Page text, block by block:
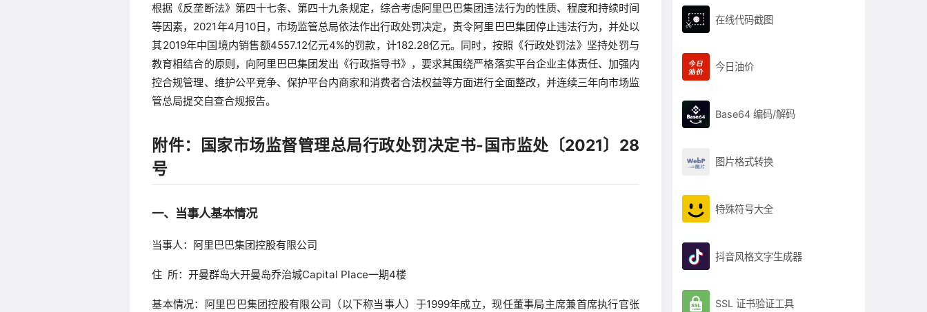
根据《反垄断法》第四十七条、第四十九条规定，综合考虑阿里巴巴集团违法行为的性质、程度和持续时间
等因素，2021年4月10日，市场监管总局依法作出行政处罚决定，责令阿里巴巴集团停止违法行为，并处以
其2019年中国境内销售额4557.12亿元4%的罚款，计182.28亿元。同时，按照《行政处罚法》坚持处罚与
教育相结合的原则，向阿里巴巴集团发出《行政指导书》，要求其围绕严格落实平台企业主体责任、加强内
控合规管理、维护公平竞争、保护平台内商家和消费者合法权益等方面进行全面整改，并连续三年向市场监
管总局提交自查合规报告。
附件：国家市场监督管理总局行政处罚决定书-国市监处〔2021〕28
号
一、当事人基本情况
当事人：阿里巴巴集团控股有限公司
住 所：开曼群岛大开曼岛乔治城Capital Place一期4楼
基本情况：阿里巴巴集团控股有限公司（以下称当事人）于1999年成立，现任董事局主席兼首席执行官张
在线代码截图
今日油价
Base64 编码/解码
图片格式转换
特殊符号大全
抖音风格文字生成器
SSL 证书验证工具